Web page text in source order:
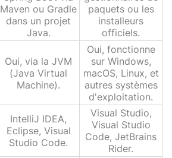
Maven ou Gradle
dans un projet
Java.
paquets ou les
installeurs
officiels.
Oui, via la JVM
(Java Virtual
Machine).
Oui, fonctionne
sur Windows,
macOS, Linux, et
autres systèmes
d'exploitation.
IntelliJ IDEA,
Eclipse, Visual
Studio Code.
Visual Studio,
Visual Studio
Code, JetBrains
Rider.